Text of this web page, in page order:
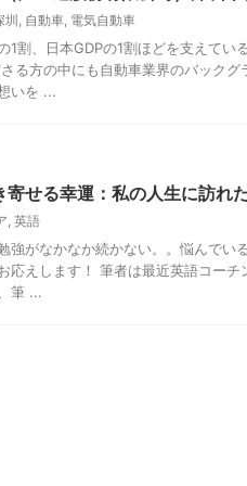
圳 自動車 電気自動車
1割、日本GDPの1割ほどを支えてい
る方の中にも自動車業界のバックグ
いを ...
寄せる幸運：私の人生に訪れ
英語
強がなかなか続かない。。悩んでい
応えします！ 筆者は最近英語コーチ
筆 ...